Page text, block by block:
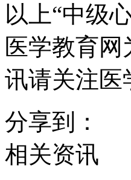
以上“中级
医学教育
讯请关注医
分享到：
相关资讯